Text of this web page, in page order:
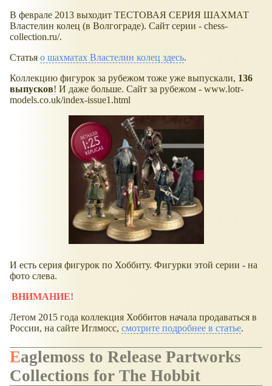
В феврале 2013 выходит ТЕСТОВАЯ СЕРИЯ ШАХМАТ
Властелин колец (в Волгограде). Сайт серии - chess-
collection.ru/.
Статья о шахматах Властелин колец здесь.
Коллекцию фигурок за рубежом тоже уже выпускали, 136
выпусков! И даже больше. Сайт за рубежом - www.lotr-
models.co.uk/index-issue1.html
И есть серия фигурок по Хоббиту. Фигурки этой серии - на
фото слева.
ВНИМАНИЕ!
Летом 2015 года коллекция Хоббитов начала продаваться в
России, на сайте Иглмосс, смотрите подробнее в статье.
Eaglemoss to Release Partworks
Collections for The Hobbit